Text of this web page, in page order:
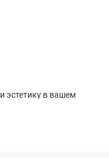
эстетику в вашем